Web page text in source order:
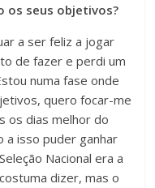
os seus objetivos?
a ser feliz a jogar
de fazer e perdi um
numa fase onde
quero focar-me
os dias melhor do
a isso puder ganhar
Nacional era a
dizer, mas o